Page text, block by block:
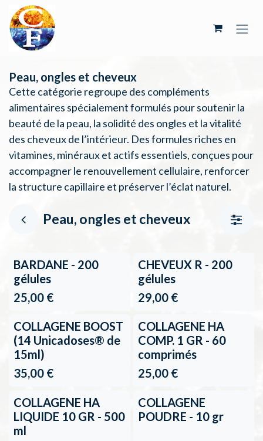
Se rendre au contenu
Peau, ongles et cheveux
Cette catégorie regroupe des compléments
alimentaires spécialement formulés pour soutenir la
beauté de la peau, la solidité des ongles et la vitalité
des cheveux de l’intérieur. Des formules riches en
vitamines, minéraux et actifs essentiels, conçues pour
accompagner le renouvellement cellulaire, renforcer
la structure capillaire et préserver l’éclat naturel.
Peau, ongles et cheveux
BARDANE - 200
gélules
25,00 € Retour en stock
CHEVEUX R - 200
gélules
29,00€
COLLAGENE BOOST
(14 Unicadoses® de
15ml)
35,00 €
3+1 gratuit
COLLAGENE HA
COMP. 1 GR - 60
comprimés
25,00€
3+1 gratuit
COLLAGENE HA
LIQUIDE 10 GR - 500
ml
COLLAGENE
POUDRE - 10 gr